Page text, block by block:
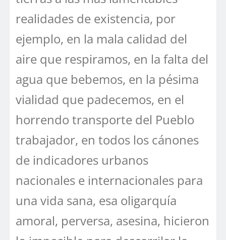
realidades de existencia, por
ejemplo, en la mala calidad del
aire que respiramos, en la falta del
agua que bebemos, en la pésima
vialidad que padecemos, en el
horrendo transporte del Pueblo
trabajador, en todos los cánones
de indicadores urbanos
nacionales e internacionales para
una vida sana, esa oligarquía
amoral, perversa, asesina, hicieron